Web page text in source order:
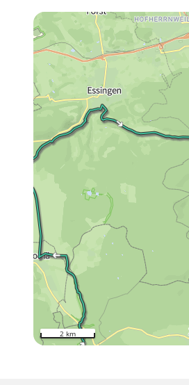
2 km